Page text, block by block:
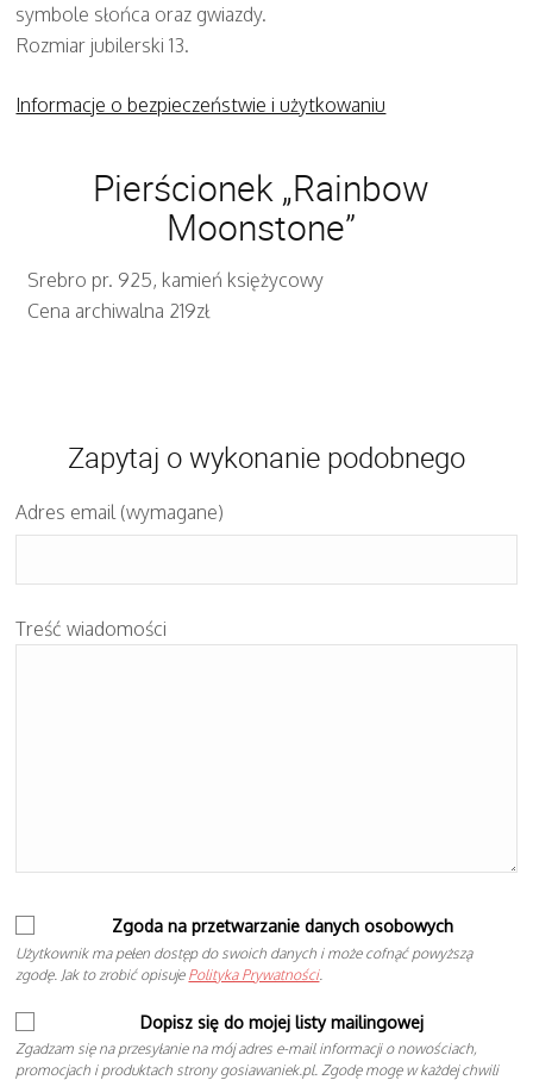
symbole słońca oraz gwiazdy.
Rozmiar jubilerski 13.
Informacje o bezpieczeństwie i użytkowaniu
Pierścionek „Rainbow
Moonstone”
Srebro pr. 925, kamień księżycowy
Cena archiwalna 219zł
Zapytaj o wykonanie podobnego
Adres email (wymagane)
Treść wiadomości
Zgoda na przetwarzanie danych osobowych
Użytkownik ma pełen dostęp do swoich danych i może cofnąć powyższą
zgodę. Jak to zrobić opisuje Polityka Prywatności.
Dopisz się do mojej listy mailingowej
Zgadzam się na przesyłanie na mój adres e-mail informacji o nowościach,
promocjach i produktach strony gosiawaniek.pl. Zgodę mogę w każdej chwili